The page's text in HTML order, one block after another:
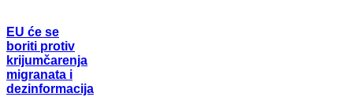
EU će se
boriti protiv
krijumčarenja
migranata i
dezinformacija